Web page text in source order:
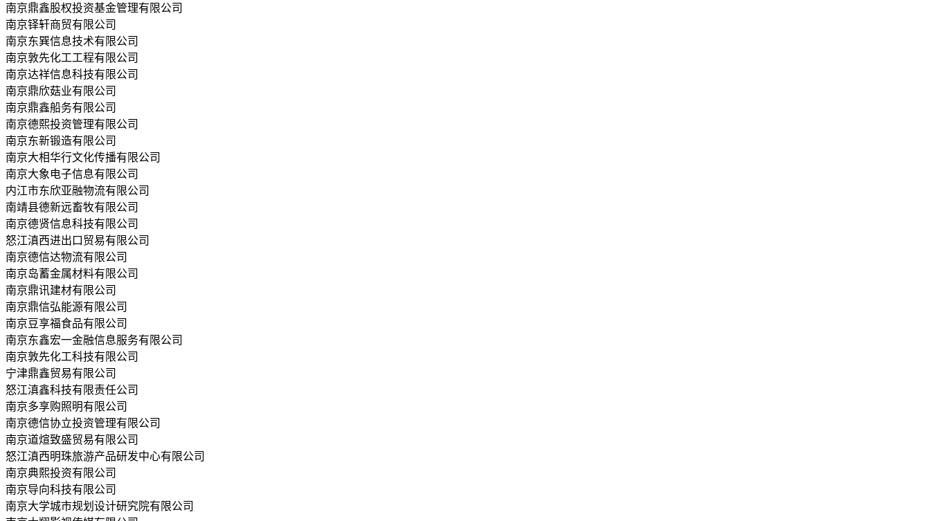
南京鼎鑫股权投资基金管理有限公司
南京铎轩商贸有限公司
南京东巽信息技术有限公司
南京敦先化工工程有限公司
南京达祥信息科技有限公司
南京鼎欣菇业有限公司
南京鼎鑫船务有限公司
南京德熙投资管理有限公司
南京东新锻造有限公司
南京大相华行文化传播有限公司
南京大象电子信息有限公司
内江市东欣亚融物流有限公司
南靖县德新远畜牧有限公司
南京德贤信息科技有限公司
怒江滇西进出口贸易有限公司
南京德信达物流有限公司
南京岛蓄金属材料有限公司
南京鼎讯建材有限公司
南京鼎信弘能源有限公司
南京豆享福食品有限公司
南京东鑫宏一金融信息服务有限公司
南京敦先化工科技有限公司
宁津鼎鑫贸易有限公司
怒江滇鑫科技有限责任公司
南京多享购照明有限公司
南京德信协立投资管理有限公司
南京道煊致盛贸易有限公司
怒江滇西明珠旅游产品研发中心有限公司
南京典熙投资有限公司
南京导向科技有限公司
南京大学城市规划设计研究院有限公司